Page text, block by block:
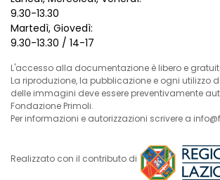
9.30-13.30
Martedì, Giovedì:
9.30-13.30 / 14-17
L'accesso alla documentazione è libero e
La riproduzione, la pubblicazione e ogni utilizzo
delle immagini deve essere preventivamente
Fondazione Primoli.
Per informazioni e autorizzazioni scrivere a
Realizzato con il contributo di